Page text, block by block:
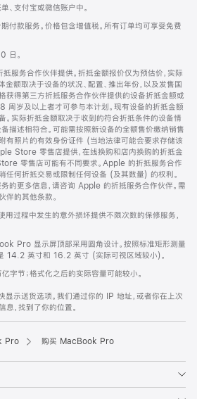
、支付宝或微信账户中。
付款服务。价格包含增值税。所有订单均可享受免费
日。
服务合作伙伴提供。折抵金额报价仅为预估价，实际
金额取决于设备的状况、配置、推出年份，以及发售国
获得第三方折抵服务合作伙伴提供的设备折抵金额或
周岁及以上者才可参与本计划。现有设备的折抵金额
实际折抵金额取决于收到的符合折抵条件的设备情
描述相符合。可能需按照新设备的全额售价缴纳销售
有照片的有效身份证件 (当地法律可能会要求存储该
Store 零售店提供，在线换购和店内换购的折抵金
零售店可能有不同要求。Apple 的折抵服务合作
任何折抵交易或限制任何设备 (及其数量) 的权利。
的更多信息，请咨询 Apple 的折抵服务合作伙伴。需
的其他条款。
过程中发生的意外损坏提供不限次数的保修服务，
Pro 显示屏顶部采用圆角设计。按照标准矩形测量
14.2 英寸和 16.2 英寸 (实际可视区域较小)。
节；格式化之后的实际容量可能较小。
显示送货选项。我们通过你的 IP 地址，或者你在上次
，找到了你的位置。
Pro 购买 MacBook Pro